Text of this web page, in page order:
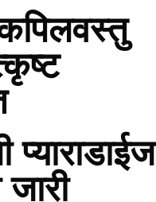
कपिलवस्तु